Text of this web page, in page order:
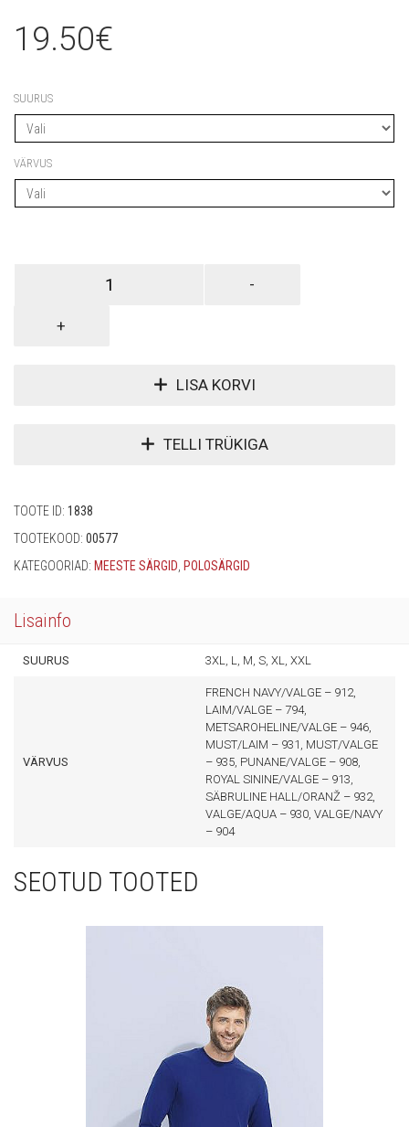
19.50€
SUURUS
VÄRVUS
LISA KORVI
TELLI TRÜKIGA
TOOTE ID: 1838
TOOTEKOOD: 00577
KATEGOORIAD: MEESTE SÄRGID, POLOSÄRGID
Lisainfo
SUURUS 3XL, L, M, S, XL, XXL
VÄRVUS
FRENCH NAVY/VALGE – 912,
LAIM/VALGE – 794,
METSAROHELINE/VALGE – 946,
MUST/LAIM – 931, MUST/VALGE
– 935, PUNANE/VALGE – 908,
ROYAL SININE/VALGE – 913,
SÄBRULINE HALL/ORANŽ – 932,
VALGE/AQUA – 930, VALGE/NAVY
– 904
SEOTUD TOOTED